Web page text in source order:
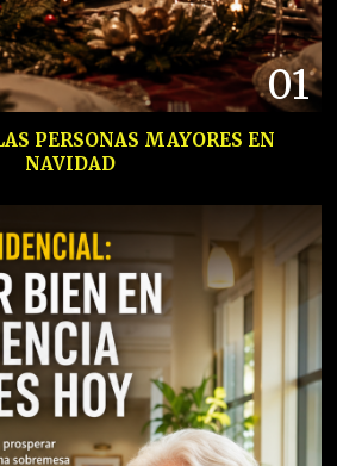
01
PERSONAS MAYORES EN
NAVIDAD